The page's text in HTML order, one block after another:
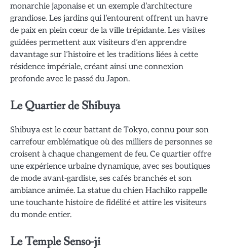
monarchie japonaise et un exemple d’architecture
grandiose. Les jardins qui l’entourent offrent un havre
de paix en plein cœur de la ville trépidante. Les visites
guidées permettent aux visiteurs d’en apprendre
davantage sur l’histoire et les traditions liées à cette
résidence impériale, créant ainsi une connexion
profonde avec le passé du Japon.
Le Quartier de Shibuya
Shibuya est le cœur battant de Tokyo, connu pour son
carrefour emblématique où des milliers de personnes se
croisent à chaque changement de feu. Ce quartier offre
une expérience urbaine dynamique, avec ses boutiques
de mode avant-gardiste, ses cafés branchés et son
ambiance animée. La statue du chien Hachiko rappelle
une touchante histoire de fidélité et attire les visiteurs
du monde entier.
Le Temple Senso-ji